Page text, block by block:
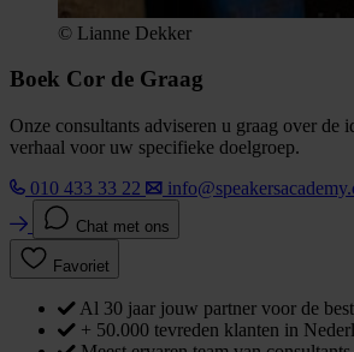
© Lianne Dekker
Boek Cor de Graag
Onze consultants adviseren u graag over de
verhaal voor uw specifieke doelgroep.
010 433 33 22
Chat met ons
Favoriet
Al 30 jaar jouw partner voor de
+ 50.000 tevreden klanten in